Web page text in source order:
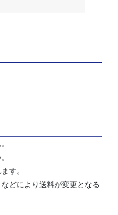
す。
どにより送料が変更となる